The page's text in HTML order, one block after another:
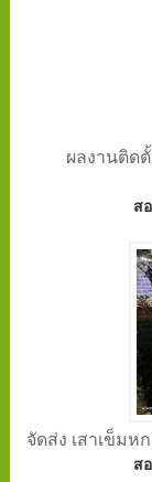
ผลงานติด
ส
จัดส่ง เสาเข็มห
ส